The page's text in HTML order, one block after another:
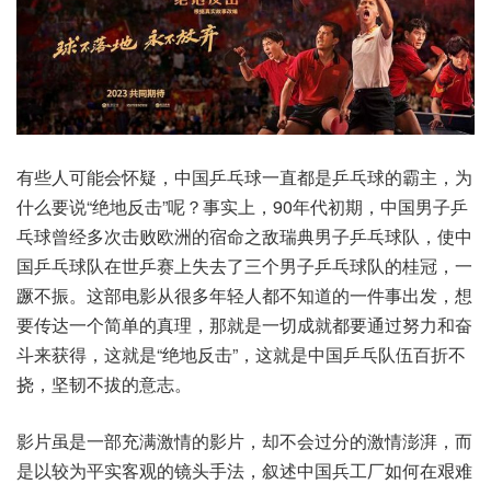
有些人可能会怀疑，中国乒乓球一直都是乒乓球的霸主，为
什么要说“绝地反击”呢？事实上，90年代初期，中国男子乒
乓球曾经多次击败欧洲的宿命之敌瑞典男子乒乓球队，使中
国乒乓球队在世乒赛上失去了三个男子乒乓球队的桂冠，一
蹶不振。这部电影从很多年轻人都不知道的一件事出发，想
要传达一个简单的真理，那就是一切成就都要通过努力和奋
斗来获得，这就是“绝地反击”，这就是中国乒乓队伍百折不
挠，坚韧不拔的意志。
影片虽是一部充满激情的影片，却不会过分的激情澎湃，而
是以较为平实客观的镜头手法，叙述中国兵工厂如何在艰难